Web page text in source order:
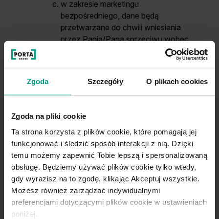
Zgoda Szczegóły O plikach cookies
Zgoda na pliki cookie
Ta strona korzysta z plików cookie, które pomagają jej
funkcjonować i śledzić sposób interakcji z nią. Dzięki
temu możemy zapewnić Tobie lepszą i spersonalizowaną
obsługę. Będziemy używać plików cookie tylko wtedy,
gdy wyrazisz na to zgodę, klikając Akceptuj wszystkie.
Możesz również zarządzać indywidualnymi
preferencjami dotyczącymi plików cookie w ustawieniach
poniżej.
w zakresie marketingu
bezpośredniego, dane będą
przetwarzane do chwili wniesienia
przez Panią/Pana sprzeciwu wobec
przetwarzania danych w tym celu.
Informujemy o przysługującym prawie do
sprostowania swoich danych
żądania ograniczenia przetwarzania
swoich danych,
cofnięcia wyrażonej zgody,
przenoszenia danych,
usunięcia danych, jeżeli nie jest
realizowany żaden inny cel
przetwarzania,